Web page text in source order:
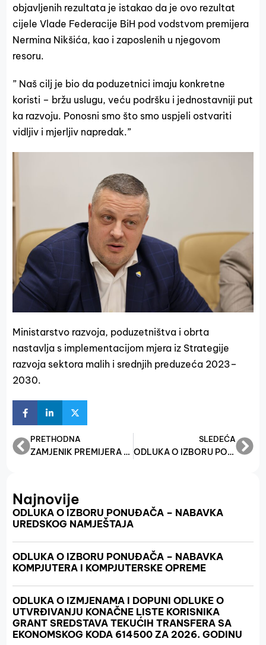
objavljenih rezultata je istakao da je ovo rezultat
cijele Vlade Federacije BiH pod vodstvom premijera
Nermina Nikšića, kao i zaposlenih u njegovom
resoru.
” Naš cilj je bio da poduzetnici imaju konkretne
koristi – bržu uslugu, veću podršku i jednostavniji put
ka razvoju. Ponosni smo što smo uspjeli ostvariti
vidljiv i mjerljiv napredak.”
Ministarstvo razvoja, poduzetništva i obrta
nastavlja s implementacijom mjera iz Strategije
razvoja sektora malih i srednjih preduzeća 2023–
2030.
PRETHODNA
ZAMJENIK PREMIJERA FEDERACIJE BIH I FEDERALNI MINISTAR RAZVOJA, PODUZETNIŠTVA I OBRTA VOJIN MIJATOVIĆ ODRŽAO SASTANAK SA DELEGACIJOM POLJSKE, DOGOVORENE KONKRETNE MJERE ZA JAČANJE PRIVREDNE SARADNJE
SLEDEĆA
ODLUKA O IZBORU PONUĐAČA ZA PREDMET JAVNE NABAVKE USLUGA ODRŽAVANJA I SERVISIRANJA TELEFONSKE CENTRALE
Najnovije
ODLUKA O IZBORU PONUĐAČA – NABAVKA
UREDSKOG NAMJEŠTAJA
ODLUKA O IZBORU PONUĐAČA – NABAVKA
KOMPJUTERA I KOMPJUTERSKE OPREME
ODLUKA O IZMJENAMA I DOPUNI ODLUKE O
UTVRĐIVANJU KONAČNE LISTE KORISNIKA
GRANT SREDSTAVA TEKUĆIH TRANSFERA SA
EKONOMSKOG KODA 614500 ZA 2026. GODINU